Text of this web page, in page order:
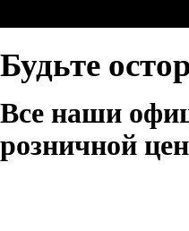
Будьте
Все наши
розничной